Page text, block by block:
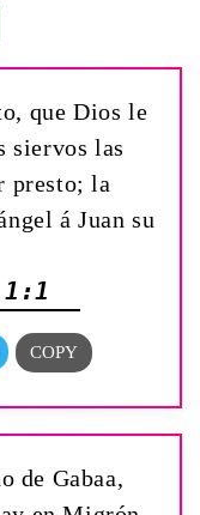
que Dios le
siervos las
presto; la
á Juan su
de Gabaa,